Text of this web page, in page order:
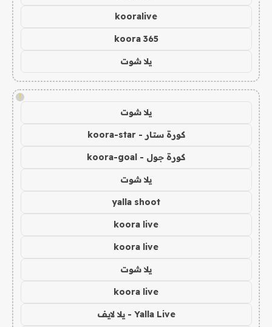
kooralive
koora 365
يلا شوت
!
يلا شوت
كورة ستار - koora-star
كورة جول - koora-goal
يلا شوت
yalla shoot
koora live
koora live
يلا شوت
koora live
Yalla Live - يلا لايف